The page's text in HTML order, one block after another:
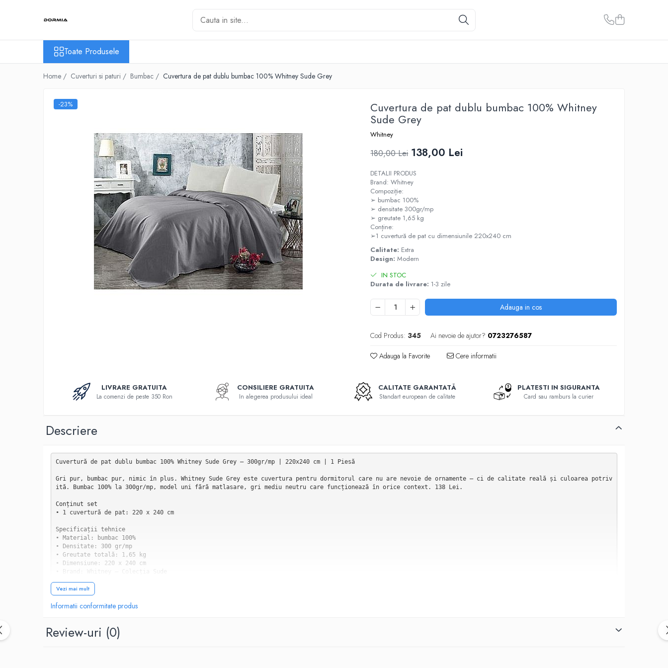
Lenjerii de pat bumbac satinat
Lenjerii de pat din bumbac
Lenjerii de pat tesatura Jacquard
Lenjerii pat dublu 6 piese
Covorase si seturi de covoare
Toate Produsele
Home / Cuverturi si paturi / Bumbac / Cuvertura de pat dublu bumbac 100% Whitney Sude Grey
Cuvertura de pat dublu bumbac 100% Whitney
Sude Grey
Whitney
-23%
180,00 Lei 138,00 Lei
DETALII PRODUS
Brand: Whitney
Compoziție:
➢ bumbac 100%
➢ densitate 300gr/mp
➢ greutate 1,65 kg
Conține:
➢1 cuvertură de pat cu dimensiunile 220x240 cm
Calitate: Extra
Design:Modern
IN STOC
Durata de livrare: 1-3 zile
Adauga in cos
Cod Produs: 345 Ai nevoie de ajutor? 0723276587
Adauga la Favorite Cere informatii
LIVRARE GRATUITA
La comenzi de peste 350 Ron
CONSILIERE GRATUITA
In alegerea produsului ideal
CALITATE GARANTATĂ
Standart european de calitate
PLATESTI IN SIGURANTA
Card sau ramburs la curier
Descriere
Cuvertură de pat dublu bumbac 100% Whitney Sude Grey — 300gr/mp | 220x240 cm | 1 Piesă
Gri pur, bumbac pur, nimic în plus. Whitney Sude Grey este cuvertura pentru dormitorul care nu are nevoie de ornamente — ci de calitate reală și culoarea potriv
ită. Bumbac 100% la 300gr/mp, model uni fără matlasare, gri mediu neutru care funcționează în orice context. 138 Lei.
Conținut set
• 1 cuvertură de pat: 220 x 240 cm
Specificații tehnice
• Material: bumbac 100%
• Densitate: 300 gr/mp
• Greutate totală: 1,65 kg
• Dimensiune: 220 x 240 cm
• Brand: Whitney — Colecția Sude
• Design: Modern
• Stoc: Limitat
Sude Grey este uni — o singură culoare, o singură textură, o singură piesă care acoperă patul și îi definește atmosfera.
Vezi mai mult
Informatii conformitate produs
Review-uri (0)